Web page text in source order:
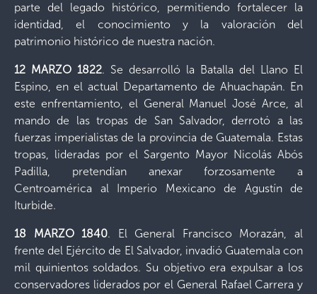
parte del legado histórico, permitiendo fortalecer la
identidad, el conocimiento y la valoración del
patrimonio histórico de nuestra nación.
12 MARZO 1822. Se desarrolló la Batalla del Llano El
Espino, en el actual Departamento de Ahuachapán. En
este enfrentamiento, el General Manuel José Arce, al
mando de las tropas de San Salvador, derrotó a las
fuerzas imperialistas de la provincia de Guatemala. Estas
tropas, lideradas por el Sargento Mayor Nicolás Abós
Padilla, pretendían anexar forzosamente a
Centroamérica al Imperio Mexicano de Agustín de
Iturbide.
18 MARZO 1840. El General Francisco Morazán, al
frente del Ejército de El Salvador, invadió Guatemala con
mil quinientos soldados. Su objetivo era expulsar a los
conservadores liderados por el General Rafael Carrera y